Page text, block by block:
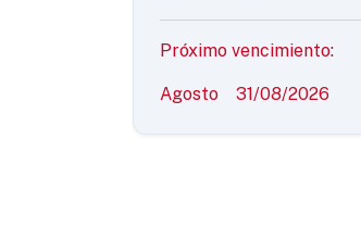
Próximo vencimiento:
Agosto 31/08/2026